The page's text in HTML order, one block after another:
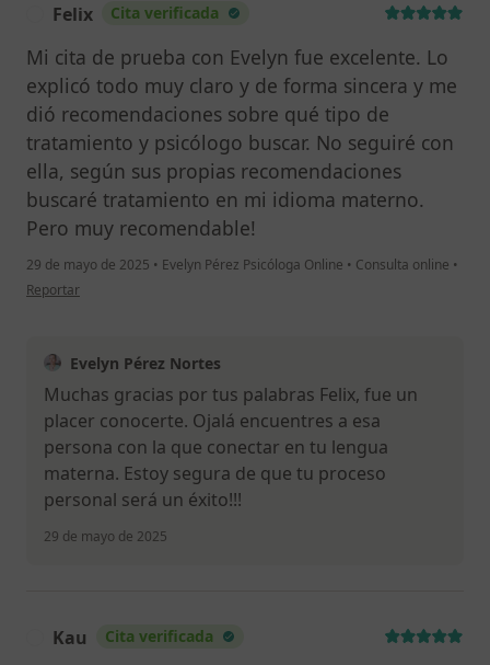
Felix Cita verificada
Mi cita de prueba con Evelyn fue excelente. Lo
explicó todo muy claro y de forma sincera y me
dió recomendaciones sobre qué tipo de
tratamiento y psicólogo buscar. No seguiré con
ella, según sus propias recomendaciones
buscaré tratamiento en mi idioma materno.
Pero muy recomendable!
29 de mayo de 2025 • Evelyn Pérez Psicóloga Online • Consulta online •
en opinión del usuario Felix
Reportar
Evelyn Pérez Nortes
Muchas gracias por tus palabras Felix, fue un
placer conocerte. Ojalá encuentres a esa
persona con la que conectar en tu lengua
materna. Estoy segura de que tu proceso
personal será un éxito!!!
29 de mayo de 2025
Kau Cita verificada